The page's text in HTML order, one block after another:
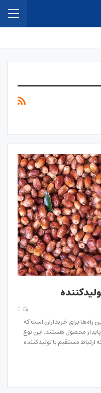
راه‌ها برای خریداران است که
محصول هستند. این نوع
مستقیم با تولیدکننده